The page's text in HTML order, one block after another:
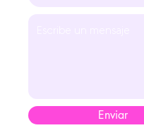
Enviar